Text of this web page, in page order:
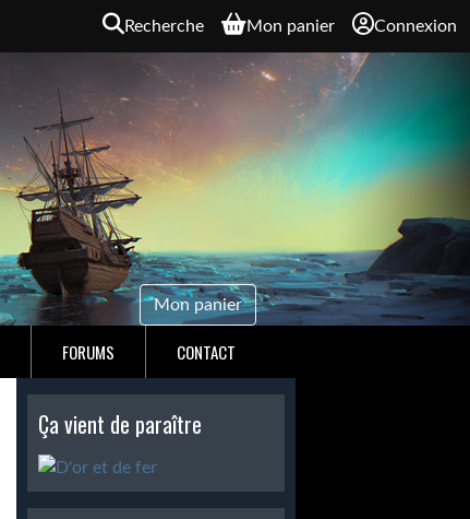
Recherche Mon panier Connexion
Mon panier
FORUMS CONTACT
Ça vient de paraître